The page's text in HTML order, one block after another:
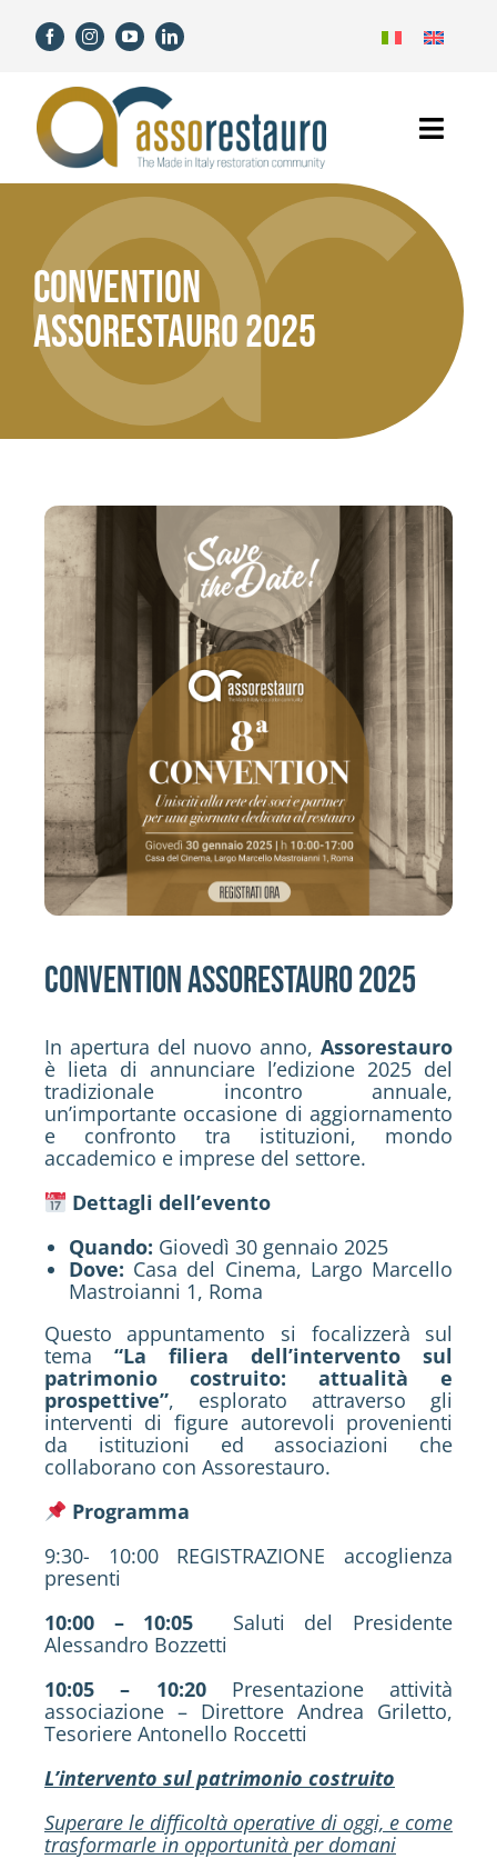
content
Assorestauro
Members
Services
Activities
Contacts
Login
CONVENTION
ASSORESTAURO 2025
CONVENTION ASSORESTAURO 2025
In apertura del nuovo anno,Assorestauro
è lieta di annunciare l’edizione 2025 del
tradizionale incontro annuale,
un’importante occasione di aggiornamento
e confronto tra istituzioni, mondo
accademico e imprese del settore.
Dettagli dell’evento
Quando: Giovedì 30 gennaio 2025
Dove: Casa del Cinema, Largo Marcello
Mastroianni 1, Roma
Questo appuntamento si focalizzerà sul
tema “La filiera dell’intervento sul
patrimonio costruito: attualità e
prospettive”, esplorato attraverso gli
interventi di figure autorevoli provenienti
da istituzioni ed associazioni che
collaborano con Assorestauro.
Programma
9:30- 10:00 REGISTRAZIONE accoglienza
presenti
10:00 – 10:05 Saluti del Presidente
Alessandro Bozzetti
10:05 – 10:20 Presentazione attività
associazione – Direttore Andrea Griletto,
Tesoriere Antonello Roccetti
L’intervento sul patrimonio costruito
Superare le difficoltà operative di oggi, e come
trasformarle in opportunità per domani